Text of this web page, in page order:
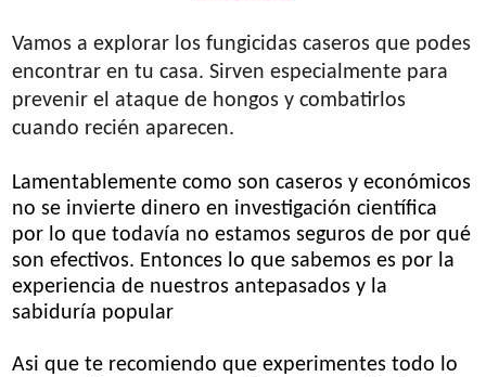
Vamos a explorar los fungicidas caseros que podes
encontrar en tu casa. Sirven especialmente para
prevenir el ataque de hongos y combatirlos
cuando recién aparecen.
Lamentablemente como son caseros y económicos
no se invierte dinero en investigación científica
por lo que todavía no estamos seguros de por qué
son efectivos. Entonces lo que sabemos es por la
experiencia de nuestros antepasados y la
sabiduría popular
Asi que te recomiendo que experimentes todo lo